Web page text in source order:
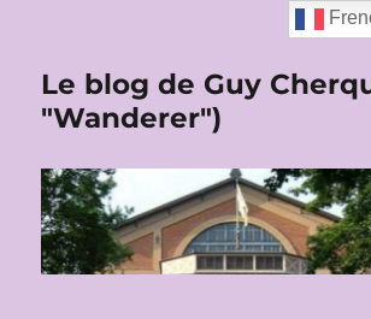
Le blog de Guy
"Wanderer")